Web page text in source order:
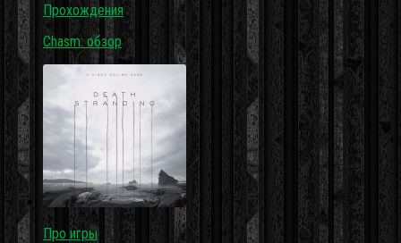
Прохождения
Chasm: обзор
Про игры